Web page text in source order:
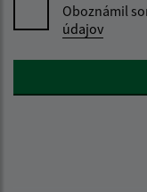
Oboznámil
údajov
Google reCaptcha